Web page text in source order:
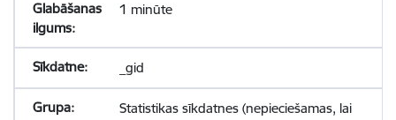
1 minūte
_gid
Statistikas sīkdatnes (nepieciešamas, lai